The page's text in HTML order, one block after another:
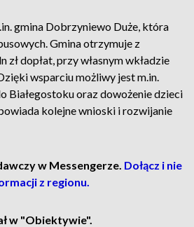
gmina Dobrzyniewo Duże, która
Gmina otrzymuje z
zł dopłat, przy własnym wkładzie
wsparciu możliwy jest m.in.
Białegostoku oraz dowożenie dzieci
kolejne wnioski i rozwijanie
w Messengerze. Dołącz i nie
z regionu.
w "Obiektywie".